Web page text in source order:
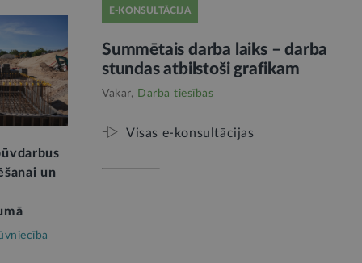
un
E-KONSULTĀCIJA
Summētais darba laiks – darba
stundas atbilstoši grafikam
Vakar, Darba tiesības
Visas e-konsultācijas